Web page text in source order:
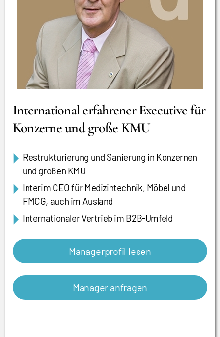
International erfahrener Executive für
Konzerne und große KMU
Restrukturierung und Sanierung in Konzernen
und großen KMU
Interim CEO für Medizintechnik, Möbel und
FMCG, auch im Ausland
Internationaler Vertrieb im B2B-Umfeld
Managerprofil lesen
Manager anfragen